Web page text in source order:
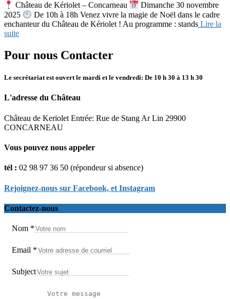
Château de Kériolet – Concarneau
Dimanche 30 novembre
2025
De 10h à 18h Venez vivre la magie de Noël dans le cadre
enchanteur du Château de Kériolet ! Au programme : stands Lire la
suite
Pour nous Contacter
Le secrétariat est ouvert le mardi et le vendredi: De 10 h 30 à 13 h 30
L'adresse du Château
Château de Keriolet Entrée: Rue de Stang Ar Lin 29900
CONCARNEAU
Vous pouvez nous appeler
tél : 02 98 97 36 50 (répondeur si absence)
Rejoignez-nous sur Facebook, et Instagram
Contactez-nous
Nom *
Email *
Subject